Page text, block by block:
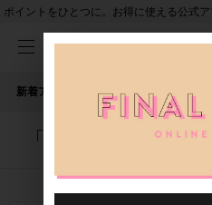
ポイントをひとつに。お得に使える公式
新着アイテム 人気ワード セール
「